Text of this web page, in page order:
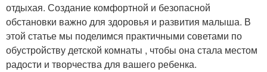
отдыхая. Создание комфортной и безопасной
обстановки важно для здоровья и развития малыша. В
этой статье мы поделимся практичными советами по
обустройству детской комнаты , чтобы она стала местом
радости и творчества для вашего ребенка.